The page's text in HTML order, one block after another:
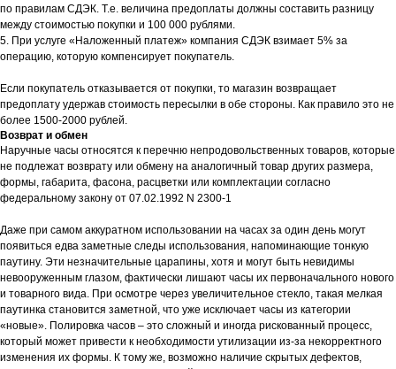
по правилам СДЭК. Т.е. величина предоплаты должны составить разницу
между стоимостью покупки и 100 000 рублями.
5. При услуге «Наложенный платеж» компания СДЭК взимает 5% за
операцию, которую компенсирует покупатель.
Если покупатель отказывается от покупки, то магазин возвращает
предоплату удержав стоимость пересылки в обе стороны. Как правило это не
более 1500-2000 рублей.
Возврат и обмен
Наручные часы относятся к перечню непродовольственных товаров, которые
не подлежат возврату или обмену на аналогичный товар других размера,
формы, габарита, фасона, расцветки или комплектации согласно
федеральному закону от 07.02.1992 N 2300-1
Даже при самом аккуратном использовании на часах за один день могут
появиться едва заметные следы использования, напоминающие тонкую
паутину. Эти незначительные царапины, хотя и могут быть невидимы
невооруженным глазом, фактически лишают часы их первоначального нового
и товарного вида. При осмотре через увеличительное стекло, такая мелкая
паутинка становится заметной, что уже исключает часы из категории
«новые». Полировка часов – это сложный и иногда рискованный процесс,
который может привести к необходимости утилизации из-за некорректного
изменения их формы. К тому же, возможно наличие скрытых дефектов,